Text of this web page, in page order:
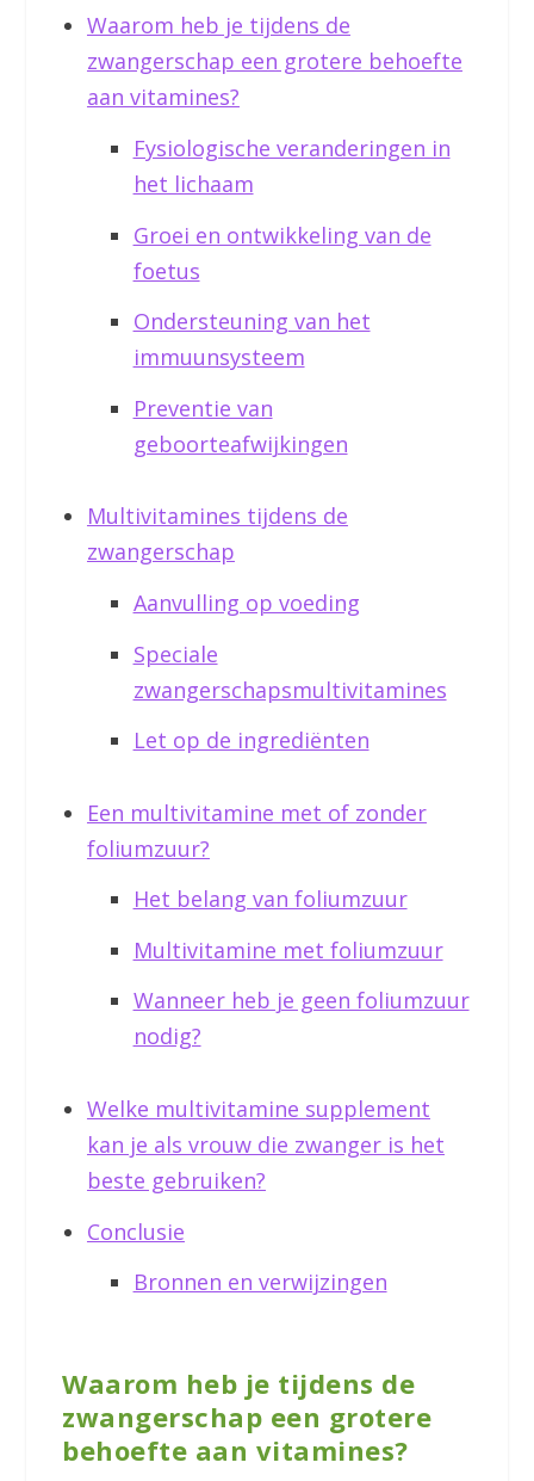
Waarom heb je tijdens de
zwangerschap een grotere behoefte
aan vitamines?
Fysiologische veranderingen in
het lichaam
Groei en ontwikkeling van de
foetus
Ondersteuning van het
immuunsysteem
Preventie van
geboorteafwijkingen
Multivitamines tijdens de
zwangerschap
Aanvulling op voeding
Speciale
zwangerschapsmultivitamines
Let op de ingrediënten
Een multivitamine met of zonder
foliumzuur?
Het belang van foliumzuur
Multivitamine met foliumzuur
Wanneer heb je geen foliumzuur
nodig?
Welke multivitamine supplement
kan je als vrouw die zwanger is het
beste gebruiken?
Conclusie
Bronnen en verwijzingen
Waarom heb je tijdens de
zwangerschap een grotere
behoefte aan vitamines?